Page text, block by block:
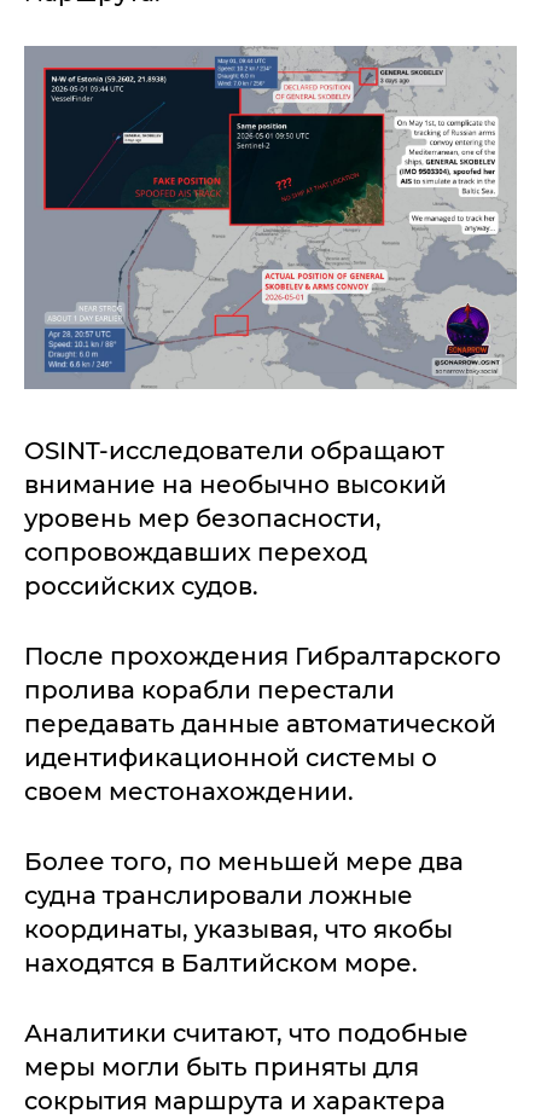
OSINT-исследователи обращают
внимание на необычно высокий
уровень мер безопасности,
сопровождавших переход
российских судов.
После прохождения Гибралтарского
пролива корабли перестали
передавать данные автоматической
идентификационной системы о
своем местонахождении.
Более того, по меньшей мере два
судна транслировали ложные
координаты, указывая, что якобы
находятся в Балтийском море.
Аналитики считают, что подобные
меры могли быть приняты для
сокрытия маршрута и характера